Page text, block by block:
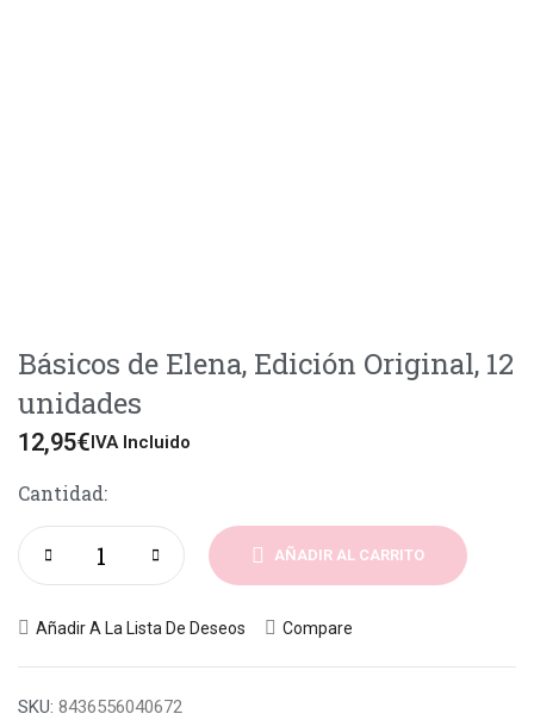
Básicos de Elena, Edición Original, 12
unidades
12,95€IVA Incluido
Cantidad:
AÑADIR AL CARRITO
Añadir A La Lista De Deseos Compare
SKU: 8436556040672